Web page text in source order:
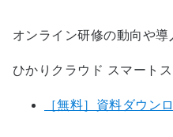
オンライン研修の動向や導
ひかりクラウド スマート
［無料］資料ダウン